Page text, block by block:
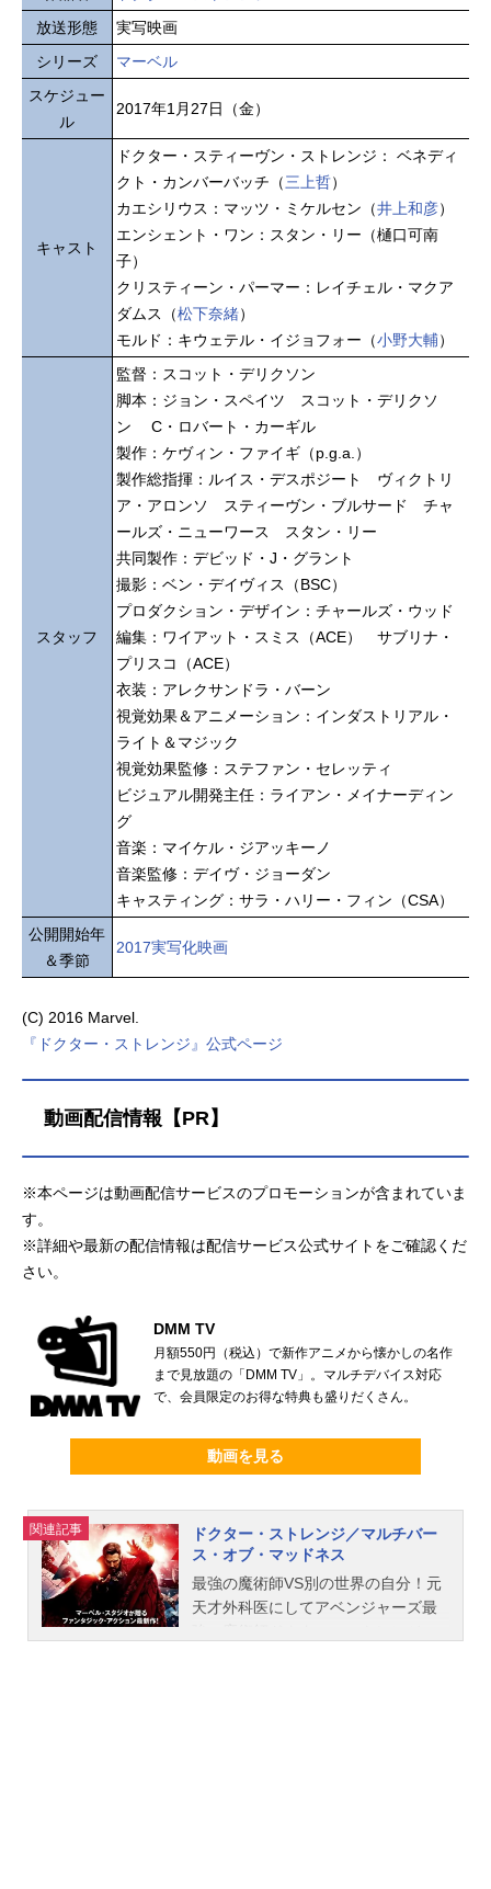
放送形態
実写映画
シリーズ
マーベル
スケジュー
ル
2017年1月27日（金）
キャスト
ドクター・スティーヴン・ストレンジ： ベネディ
クト・カンバーバッチ（三上哲）
カエシリウス：マッツ・ミケルセン（井上和彦）
エンシェント・ワン：スタン・リー（樋口可南
子）
クリスティーン・パーマー：レイチェル・マクア
ダムス（松下奈緒）
モルド：キウェテル・イジョフォー（小野大輔）
スタッフ
監督：スコット・デリクソン
脚本：ジョン・スペイツ スコット・デリクソ
ン C・ロバート・カーギル
製作：ケヴィン・ファイギ（p.g.a.）
製作総指揮：ルイス・デスポジート ヴィクトリ
ア・アロンソ スティーヴン・ブルサード チャ
ールズ・ニューワース スタン・リー
共同製作：デビッド・J・グラント
撮影：ベン・デイヴィス（BSC）
プロダクション・デザイン：チャールズ・ウッド
編集：ワイアット・スミス（ACE） サブリナ・
プリスコ（ACE）
衣装：アレクサンドラ・バーン
視覚効果＆アニメーション：インダストリアル・
ライト＆マジック
視覚効果監修：ステファン・セレッティ
ビジュアル開発主任：ライアン・メイナーディン
グ
音楽：マイケル・ジアッキーノ
音楽監修：デイヴ・ジョーダン
キャスティング：サラ・ハリー・フィン（CSA）
公開開始年
＆季節
2017実写化映画
(C) 2016 Marvel.
『ドクター・ストレンジ』公式ページ
動画配信情報【PR】
※本ページは動画配信サービスのプロモーションが含まれていま
す。
※詳細や最新の配信情報は配信サービス公式サイトをご確認くだ
さい。
DMM TV
月額550円（税込）で新作アニメから懐かしの名作
まで見放題の「DMM TV」。マルチデバイス対応
で、会員限定のお得な特典も盛りだくさん。
動画を見る
関連記事
ドクター・ストレンジ／マルチバー
ス・オブ・マッドネス
最強の魔術師VS別の世界の自分！元
天才外科医にしてアベンジャーズ最